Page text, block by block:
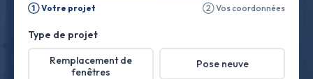
① Votre projet ② Vos coordonnées
Type de projet
Remplacement de
fenêtres
Pose neuve